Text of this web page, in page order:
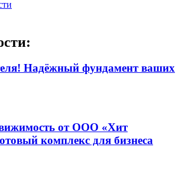
Надёжный фундамент ваших
от ООО «Хит
комплекс для бизнеса